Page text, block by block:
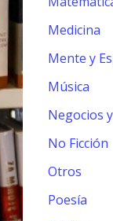
Medicina
Mente y
Música
Negocios
No Ficción
Otros
Poesía